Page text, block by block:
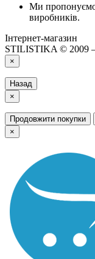
Ми пропонуємо
виробників.
Інтернет-магазин
STILISTIKA © 2009
×
Назад
×
Продовжити покупки
×